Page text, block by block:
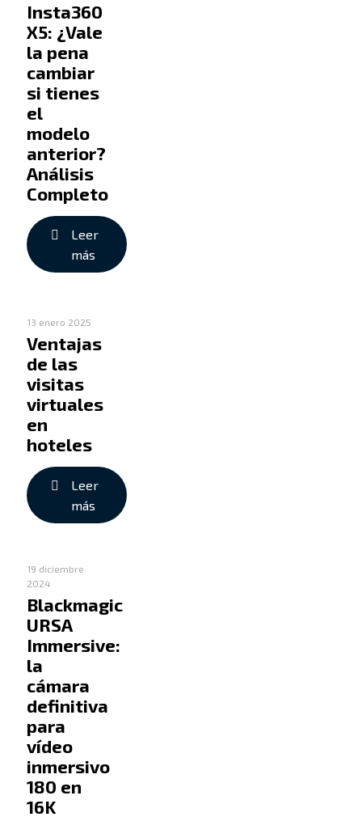
Insta360
X5: ¿Vale
la pena
cambiar
si tienes
el
modelo
anterior?
Análisis
Completo
Leer
más
13 enero 2025
Ventajas
de las
visitas
virtuales
en
hoteles
Leer
más
19 diciembre
2024
Blackmagic
URSA
Immersive:
la
cámara
definitiva
para
vídeo
inmersivo
180 en
16K